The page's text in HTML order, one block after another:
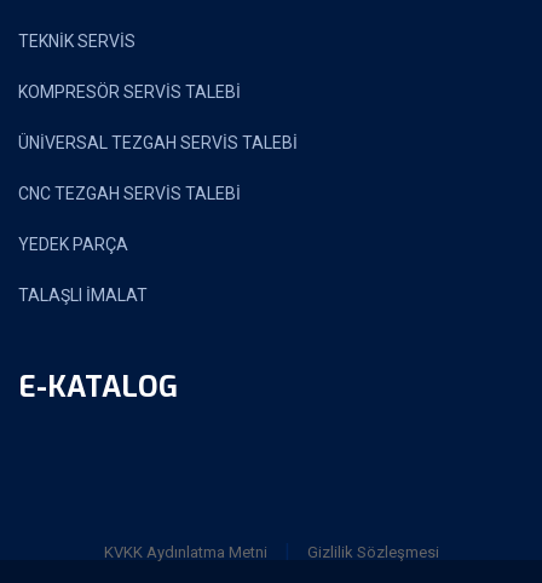
TEKNİK SERVİS
KOMPRESÖR SERVİS TALEBİ
ÜNİVERSAL TEZGAH SERVİS TALEBİ
CNC TEZGAH SERVİS TALEBİ
YEDEK PARÇA
TALAŞLI İMALAT
E-KATALOG
KVKK Aydınlatma Metni | Gizlilik Sözleşmesi